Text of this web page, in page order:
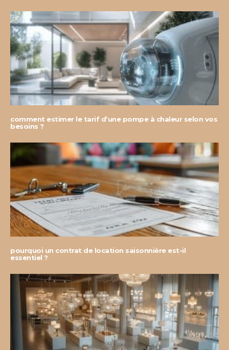
comment estimer le tarif d’une pompe à chaleur selon vos
besoins ?
pourquoi un contrat de location saisonnière est-il
essentiel ?